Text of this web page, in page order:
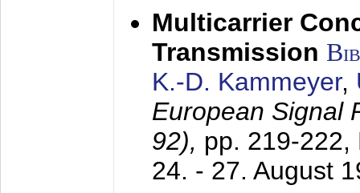
Multicarrier
Transmission
K.-D. Kammeyer,
European Signal
92), pp. 219-222,
24. - 27. August